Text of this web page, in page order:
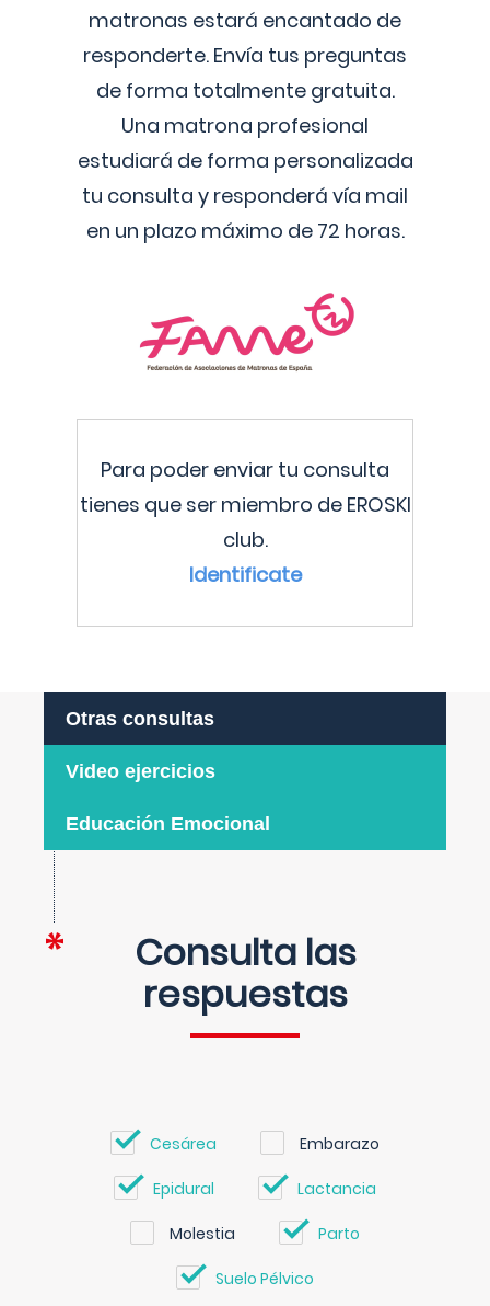
matronas estará encantado de
responderte. Envía tus preguntas
de forma totalmente gratuita.
Una matrona profesional
estudiará de forma personalizada
tu consulta y responderá vía mail
en un plazo máximo de 72 horas.
Para poder enviar tu consulta
tienes que ser miembro de EROSKI
club.
Identificate
Otras consultas
Video ejercicios
Educación Emocional
Consulta las
respuestas
Cesárea Embarazo
Epidural Lactancia
Molestia Parto
Suelo Pélvico